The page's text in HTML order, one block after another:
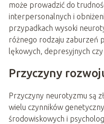
może prowadzić do
interpersonalnych i
przypadkach wysoki
różnego rodzaju zaburzeń
lękowych, depresyjnych
Przyczyny
Przyczyny neurotyzmu są
wielu czynników
środowiskowych i